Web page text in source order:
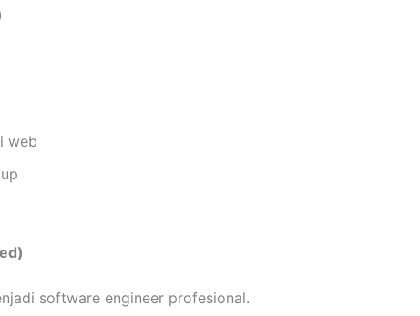
web
software engineer profesional.